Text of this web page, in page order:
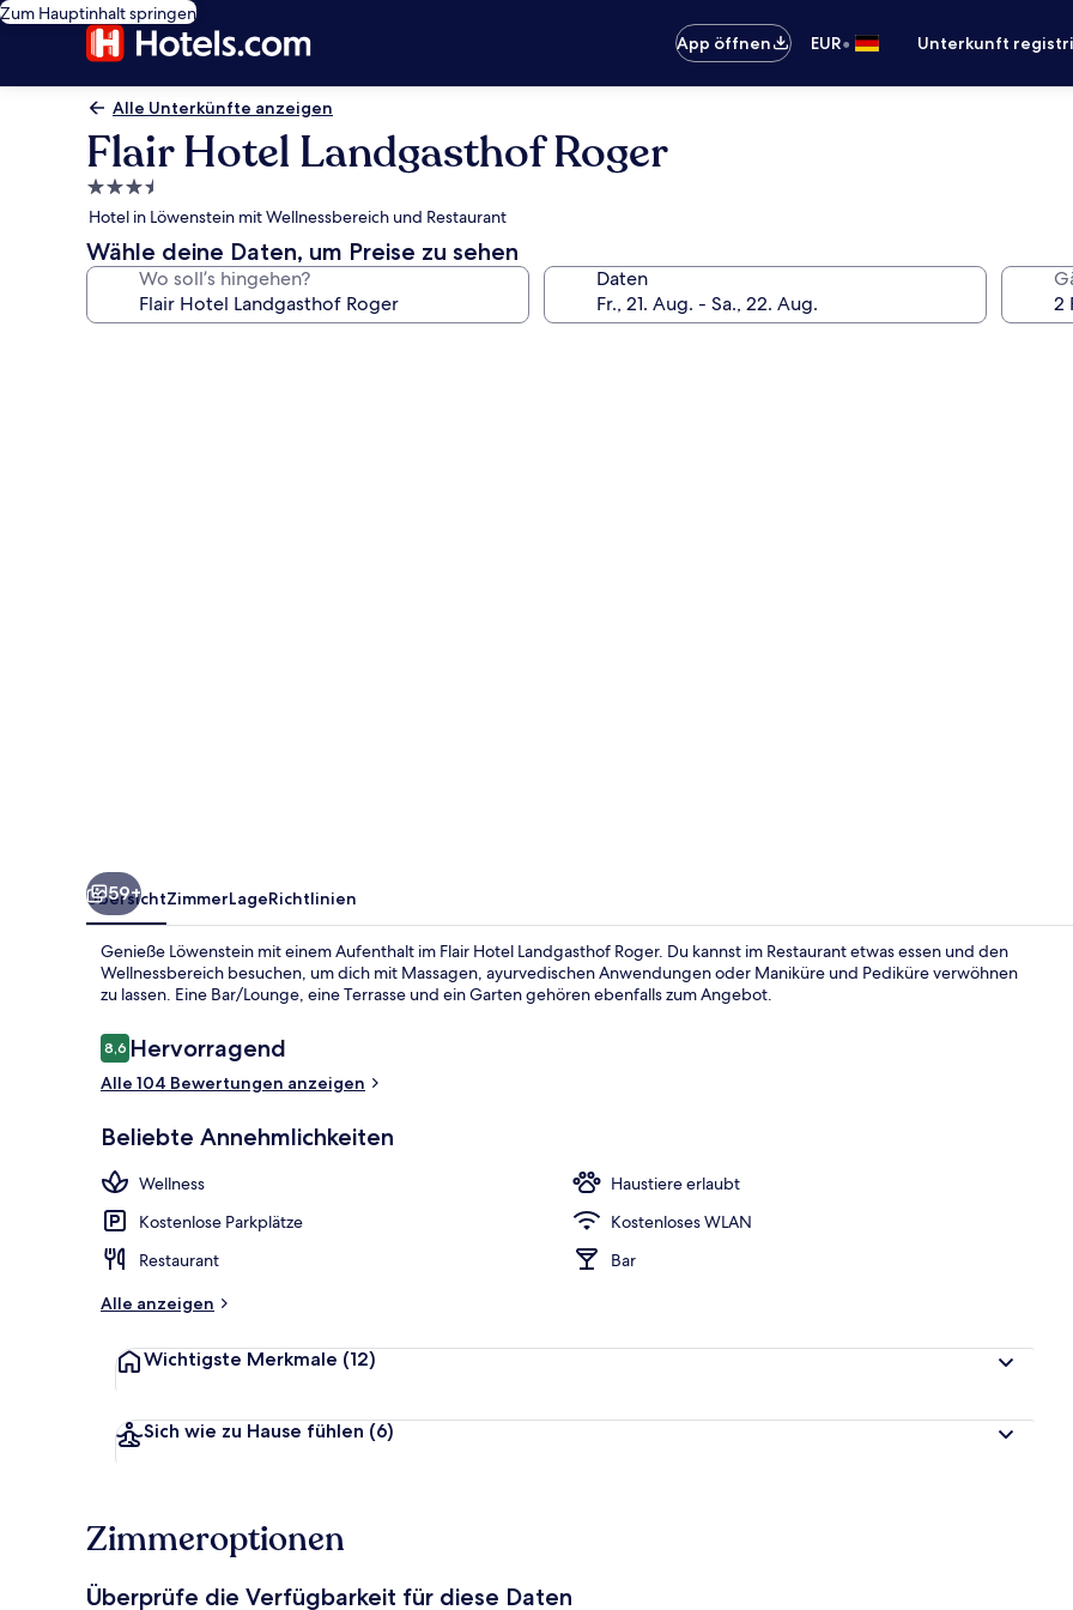
Zum Hauptinhalt springen
App öffnen
EUR• Unterkunft
Alle Unterkünfte anzeigen
Flair Hotel Landgasthof Roger
3.5-
Sterne-
Unterkunft
Hotel in Löwenstein mit Wellnessbereich und Restaurant
Wähle deine Daten, um Preise zu sehen
Wo soll’s hingehen? Daten
Comfort-
59+
ÜbersichtZimmerLageRichtlinien
Genieße Löwenstein mit einem Aufenthalt im Flair Hotel Landgasthof Roger. Du kannst im Restaurant etwas essen und den
Wellnessbereich besuchen, um dich mit Massagen, ayurvedischen Anwendungen oder Maniküre und Pediküre verwöhnen
zu lassen. Eine Bar/Lounge, eine Terrasse und ein Garten gehören ebenfalls zum Angebot.
Bewertungen
8,68,6 von 10.
Hervorragend
Alle 104 Bewertungen anzeigen
Beliebte Annehmlichkeiten
Wellness
Haustiere erlaubt
Kostenlose Parkplätze
Kostenloses WLAN
Restaurant
Bar
Alle anzeigen
Wichtigste Merkmale (12)
Sich wie zu Hause fühlen (6)
Zimmeroptionen
Überprüfe die Verfügbarkeit für diese Daten